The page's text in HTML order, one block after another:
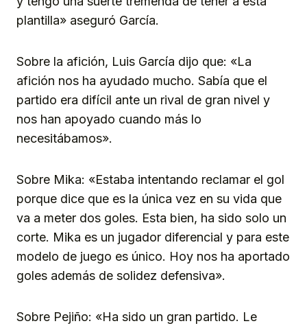
plantilla» aseguró García.
Sobre la afición, Luis García dijo que: «La
afición nos ha ayudado mucho. Sabía que el
partido era difícil ante un rival de gran nivel y
nos han apoyado cuando más lo
necesitábamos».
Sobre Mika: «Estaba intentando reclamar el gol
porque dice que es la única vez en su vida que
va a meter dos goles. Esta bien, ha sido solo un
corte. Mika es un jugador diferencial y para este
modelo de juego es único. Hoy nos ha aportado
goles además de solidez defensiva».
Sobre Pejiño: «Ha sido un gran partido. Le